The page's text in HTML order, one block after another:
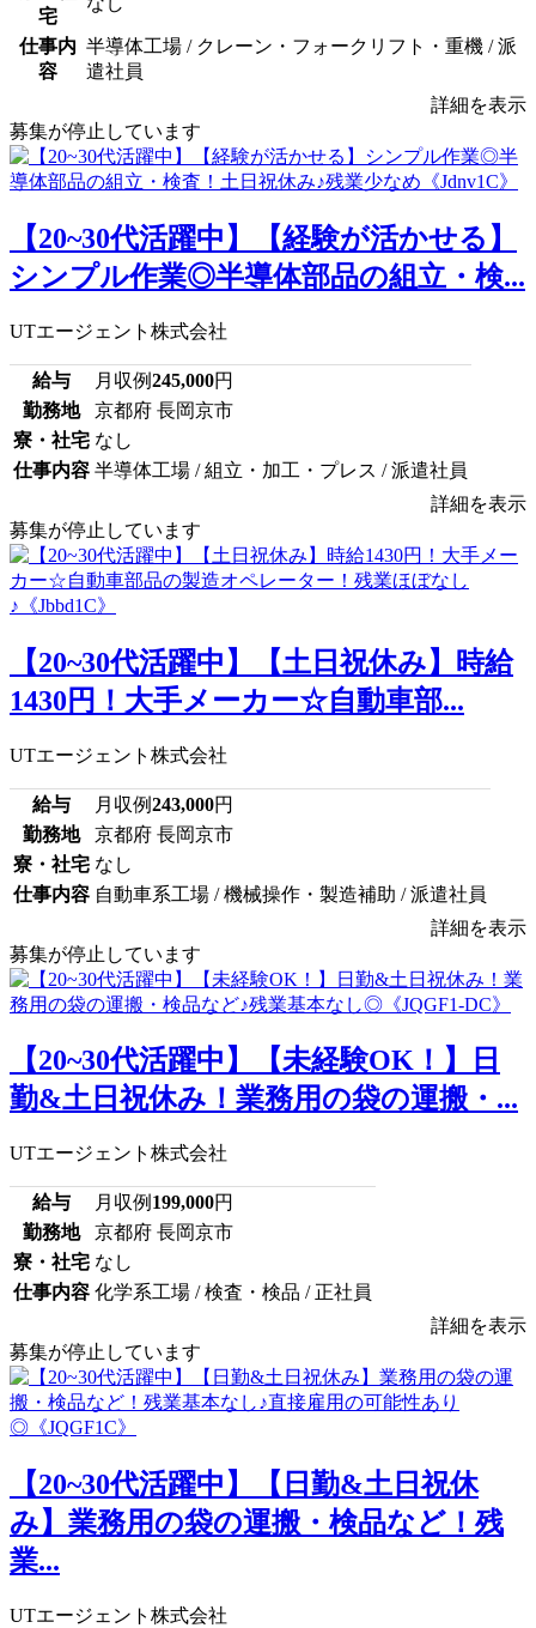
宅
仕事内
容
半導体工場 / クレーン・フォークリフト・重機 / 派
遣社員
詳細を表示
募集が停止しています
【20~30代活躍中】【経験が活かせる】
シンプル作業◎半導体部品の組立・検...
UTエージェント株式会社
給与 月収例245,000円
勤務地
京都府 長岡京市
寮・社宅 なし
仕事内容 半導体工場 / 組立・加工・プレス / 派遣社員
詳細を表示
募集が停止しています
【20~30代活躍中】【土日祝休み】時給
1430円！大手メーカー☆自動車部...
UTエージェント株式会社
給与 月収例243,000円
勤務地
京都府 長岡京市
寮・社宅 なし
仕事内容 自動車系工場 / 機械操作・製造補助 / 派遣社員
詳細を表示
募集が停止しています
【20~30代活躍中】【未経験OK！】日
勤&土日祝休み！業務用の袋の運搬・...
UTエージェント株式会社
給与 月収例 199,000円
勤務地
京都府 長岡京市
寮・社宅 なし
仕事内容 化学系工場 / 検査・検品 / 正社員
詳細を表示
募集が停止しています
【20~30代活躍中】【日勤&土日祝休
み】業務用の袋の運搬・検品など！残
業...
UTエージェント株式会社